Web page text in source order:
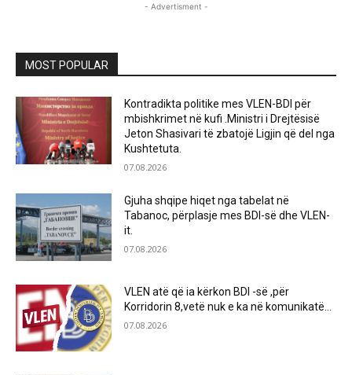
- Advertisment -
MOST POPULAR
Kontradikta politike mes VLEN-BDI për
mbishkrimet në kufi .Ministri i Drejtësisë
Jeton Shasivari të zbatojë Ligjin që del nga
Kushtetuta.
07.08.2026
Gjuha shqipe hiqet nga tabelat në
Tabanoc, përplasje mes BDI-së dhe VLEN-
it.
07.08.2026
VLEN atë që ia kërkon BDI -së ,për
Korridorin 8,vetë nuk e ka në komunikatë…
07.08.2026